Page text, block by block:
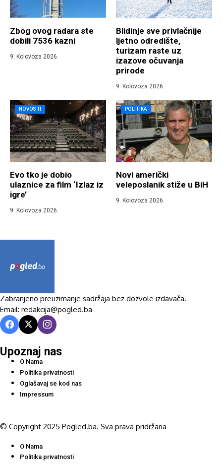
Zbog ovog radara ste
dobili 7536 kazni
9. Kolovoza 2026.
Blidinje sve privlačnije
ljetno odredište,
turizam raste uz
izazove očuvanja
prirode
9. Kolovoza 2026.
NOVOSTI
Evo tko je dobio
ulaznice za film ‘Izlaz iz
igre’
9. Kolovoza 2026.
POLITIKA
Novi američki
veleposlanik stiže u BiH
9. Kolovoza 2026.
Zabranjeno preuzimanje sadržaja bez dozvole izdavača.
Email: redakcija@pogled.ba
Upoznaj nas
O Nama
Politika privatnosti
Oglašavaj se kod nas
Impressum
© Copyright 2025 Pogled.ba. Sva prava pridržana
O Nama
Politika privatnosti